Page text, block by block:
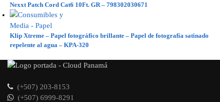
Nexxt Patch Cord Cat6 10Ft. GR – 798302030671
Klip Xtreme – Papel fotográfico brillante – Papel de fotografía satinado
repelente al agua – KPA-320
(+507) 203-8153
(+507) 6999-8291